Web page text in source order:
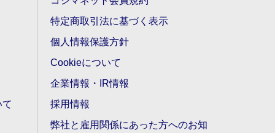
特定商取引法に基づく表示
個人情報保護方針
Cookieについて
企業情報・IR情報
採用情報
弊社と雇用関係にあった方へのお知